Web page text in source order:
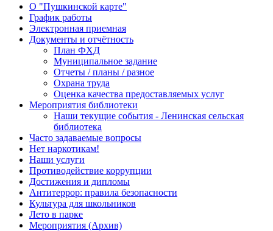
О "Пушкинской карте"
График работы
Электронная приемная
Документы и отчётность
План ФХД
Муниципальное задание
Отчеты / планы / разное
Охрана труда
Оценка качества предоставляемых услуг
Мероприятия библиотеки
Наши текущие события - Ленинская сельская
библиотека
Часто задаваемые вопросы
Нет наркотикам!
Наши услуги
Противодействие коррупции
Достижения и дипломы
Антитеррор: правила безопасности
Культура для школьников
Лето в парке
Мероприятия (Архив)